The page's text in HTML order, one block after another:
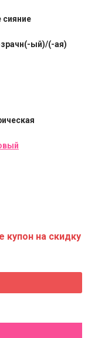
сияние
ый)/(-ая)
купон на скидку